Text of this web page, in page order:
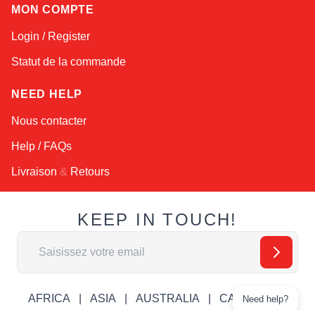
MON COMPTE
Login / Register
Statut de la commande
NEED HELP
Nous contacter
Help / FAQs
Livraison & Retours
KEEP IN TOUCH!
Adresse email
AFRICA ASIA AUSTRALIA
CANADANeed help?